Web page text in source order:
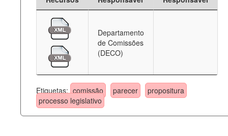
Departamento
de Comissões
(DECO)
Etiquetas: comissão parecer
propositura
processo legislativo